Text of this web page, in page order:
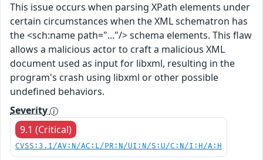
This issue occurs when parsing XPath elements under
certain circumstances when the XML schematron has
the <sch:name path="..."/> schema elements. This flaw
allows a malicious actor to craft a malicious XML
document used as input for libxml, resulting in the
program's crash using libxml or other possible
undefined behaviors.
Severity
9.1 (Critical)
CVSS:3.1/AV:N/AC:L/PR:N/UI:N/S:U/C:N/I:H/A:H